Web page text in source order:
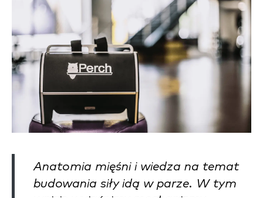
Anatomia mięśni i wiedza na temat
budowania siły idą w parze. W tym